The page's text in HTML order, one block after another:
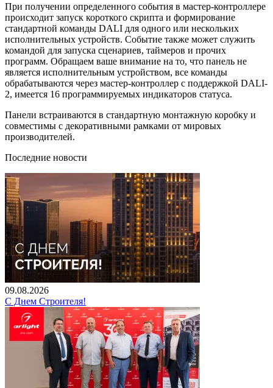
При получении определенного события в мастер-контроллере
происходит запуск короткого скрипта и формирование
стандартной команды DALI для одного или нескольких
исполнительных устройств. Событие также может служить
командой для запуска сценариев, таймеров и прочих
программ. Обращаем ваше внимание на то, что панель не
является исполнительным устройством, все команды
обрабатываются через мастер-контроллер с поддержкой DALI-
2, имеется 16 программируемых индикаторов статуса.
Панели встраиваются в стандартную монтажную коробку и
совместимы с декоративными рамками от мировых
производителей.
Последние новости
09.08.2026
С Днем Строителя!